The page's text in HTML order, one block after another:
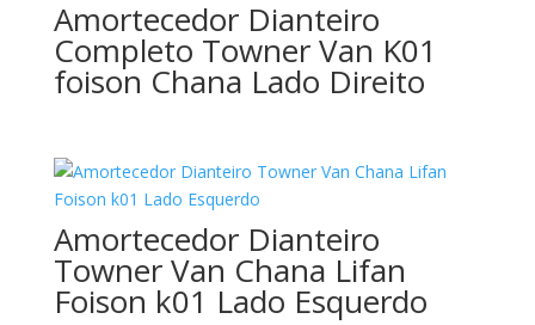
Amortecedor Dianteiro
Completo Towner Van K01
foison Chana Lado Direito
Amortecedor Dianteiro
Towner Van Chana Lifan
Foison k01 Lado Esquerdo